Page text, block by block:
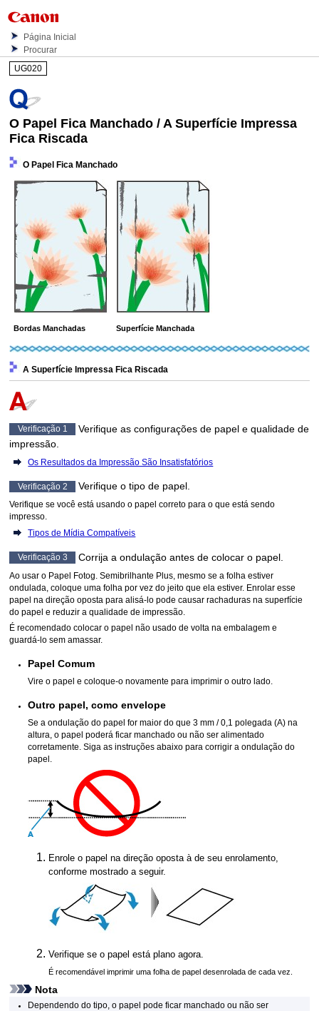
Página Inicial
Procurar
UG020
O Papel Fica Manchado / A Superfície Impressa
Fica Riscada
O Papel Fica Manchado
Bordas Manchadas Superfície Manchada
A Superfície Impressa Fica Riscada
Verificação 1
Verifique as configurações de papel e qualidade de
impressão.
Os Resultados da Impressão São Insatisfatórios
Verificação 2 Verifique o tipo de papel.
Verifique se você está usando o papel correto para o que está sendo
impresso.
Tipos de Mídia Compatíveis
Verificação 3 Corrija a ondulação antes de colocar o papel.
Ao usar o Papel Fotog. Semibrilhante Plus , mesmo se a folha estiver
ondulada, coloque uma folha por vez do jeito que ela estiver. Enrolar esse
papel na direção oposta para alisá-lo pode causar rachaduras na superfície
do papel e reduzir a qualidade de impressão.
É recomendado colocar o papel não usado de volta na embalagem e
guardá-lo sem amassar.
Papel Comum
Vire o papel e coloque-o novamente para imprimir o outro lado.
Outro papel, como envelope
Se a ondulação do papel for maior do que 3 mm / 0,1 polegada (A) na
altura, o papel poderá ficar manchado ou não ser alimentado
corretamente.
Siga as instruções abaixo para corrigir a ondulação do
papel.
Enrole o papel na direção oposta à de seu enrolamento,
conforme mostrado a seguir.
Verifique se o papel está plano agora.
É recomendável imprimir uma folha de papel desenrolada de cada vez.
Nota
Dependendo do tipo, o papel pode ficar manchado ou não ser